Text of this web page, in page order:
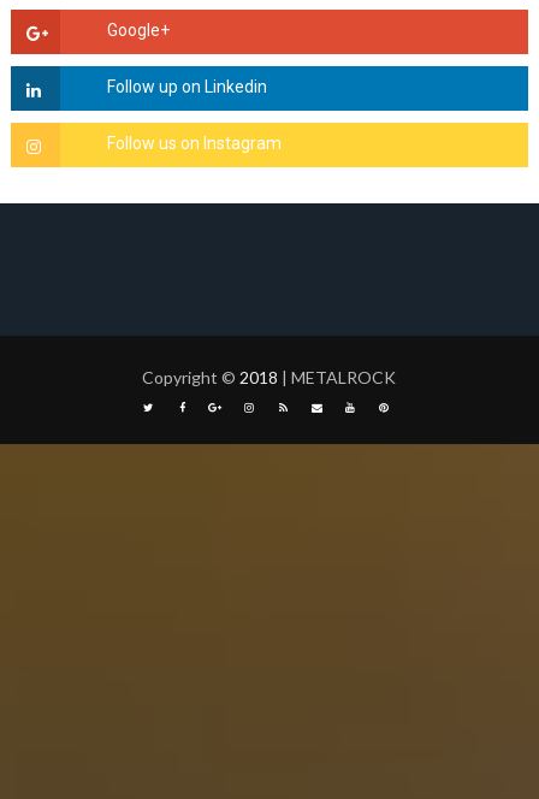
Copyright© 2018 | METALROCK